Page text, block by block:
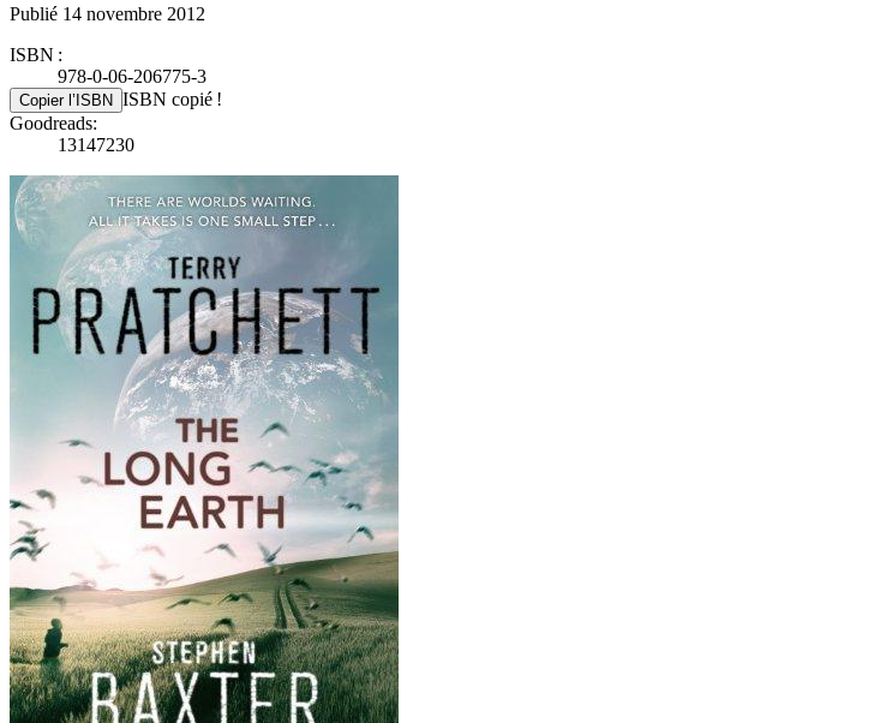
Publié 14 novembre 2012
ISBN :
978-0-06-206775-3
Copier l’ISBN ISBN copié !
Goodreads:
13147230